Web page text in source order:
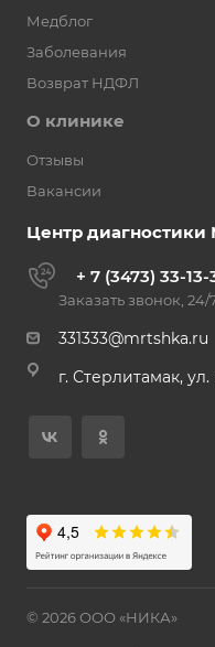
Медблог
Заболевания
Возврат НДФЛ
О клинике
Отзывы
Вакансии
Центр
+ 7 (3473) 33-13-
Заказать звонок, 24/
331333@mrtshka.ru
г. Стерлитамак,
© 2026 ООО «НИКА»